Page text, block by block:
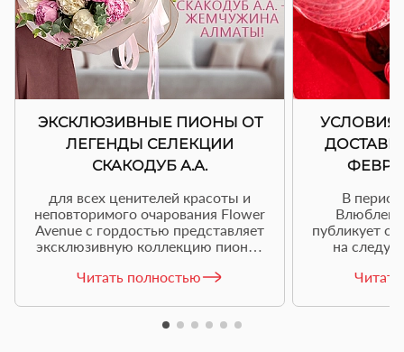
ЭКСКЛЮЗИВНЫЕ ПИОНЫ ОТ
ЛЕГЕНДЫ СЕЛЕКЦИИ
СКАКОДУБ А.А.
для всех ценителей красоты и
неповторимого очарования Flower
Avenue с гордостью представляет
эксклюзивную коллекцию пионов
скакодуб а.а. - жемчужина
Читать полностью
УСЛОВИЯ
В
публикует
на